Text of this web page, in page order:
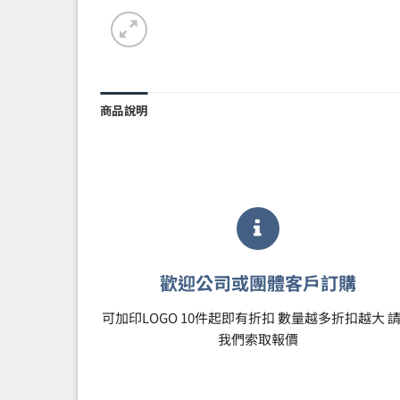
商品說明
歡迎公司或團體客戶訂購
可加印LOGO 10件起即有折扣 數量越多折扣越大
我們索取報價